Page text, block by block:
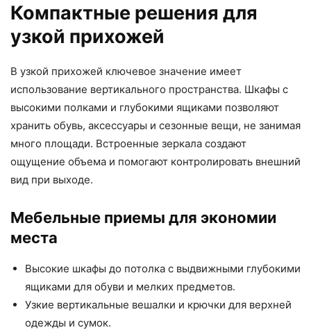
Компактные решения для
узкой прихожей
В узкой прихожей ключевое значение имеет
использование вертикального пространства. Шкафы с
высокими полками и глубокими ящиками позволяют
хранить обувь, аксессуары и сезонные вещи, не занимая
много площади. Встроенные зеркала создают
ощущение объема и помогают контролировать внешний
вид при выходе.
Мебельные приемы для экономии
места
Высокие шкафы до потолка с выдвижными глубокими
ящиками для обуви и мелких предметов.
Узкие вертикальные вешалки и крючки для верхней
одежды и сумок.